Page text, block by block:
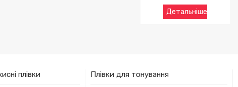
плівки Плівки для тонування